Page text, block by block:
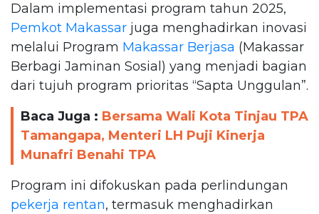
Dalam implementasi program tahun 2025,
Pemkot Makassar juga menghadirkan inovasi
melalui Program Makassar Berjasa (Makassar
Berbagi Jaminan Sosial) yang menjadi bagian
dari tujuh program prioritas “Sapta Unggulan”.
Baca Juga : Bersama Wali Kota Tinjau TPA
Tamangapa, Menteri LH Puji Kinerja
Munafri Benahi TPA
Program ini difokuskan pada perlindungan
pekerja rentan, termasuk menghadirkan